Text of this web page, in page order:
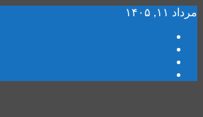
مرداد ۱۱, ۱۴۰۵